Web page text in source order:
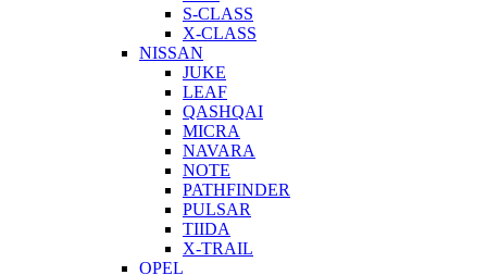
S-CLASS
X-CLASS
NISSAN
JUKE
LEAF
QASHQAI
MICRA
NAVARA
NOTE
PATHFINDER
PULSAR
TIIDA
X-TRAIL
OPEL